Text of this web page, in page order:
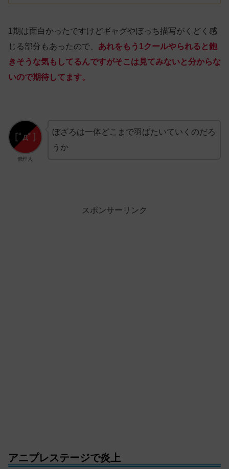
1期は面白かったですけどギャグやぼっち描写がくどく感
じる部分もあったので、 あれをもう1クールやられると飽
きそうな気もしてるんですがそこは見てみないと分からな
いので期待してます。
管理人
ぼざろは一体どこまで羽ばたいていくのだろ
うか
スポンサーリンク
アニプレステージで炎上